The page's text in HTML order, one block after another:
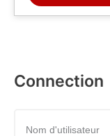
Connection
Nom d'utilisateur